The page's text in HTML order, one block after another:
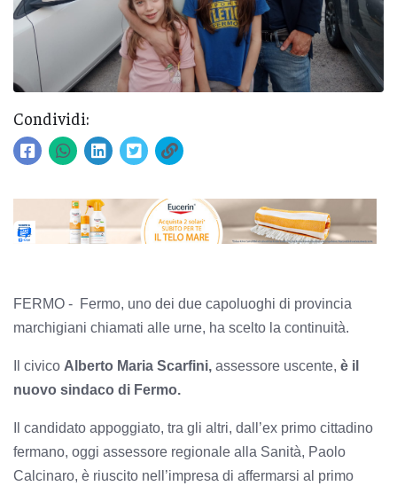
Condividi:
FERMO - Fermo, uno dei due capoluoghi di provincia
marchigiani chiamati alle urne, ha scelto la continuità.
Il civico Alberto Maria Scarfini, assessore uscente, è il
nuovo sindaco di Fermo.
Il candidato appoggiato, tra gli altri, dall’ex primo cittadino
fermano, oggi assessore regionale alla Sanità, Paolo
Calcinaro, è riuscito nell’impresa di affermarsi al primo